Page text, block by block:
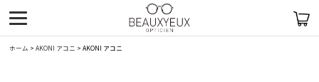
ホーム > AKONI アコニ > AKONI アコニ